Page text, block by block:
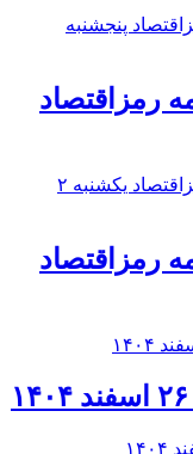
رمزاقتصاد
رمزاقتصاد